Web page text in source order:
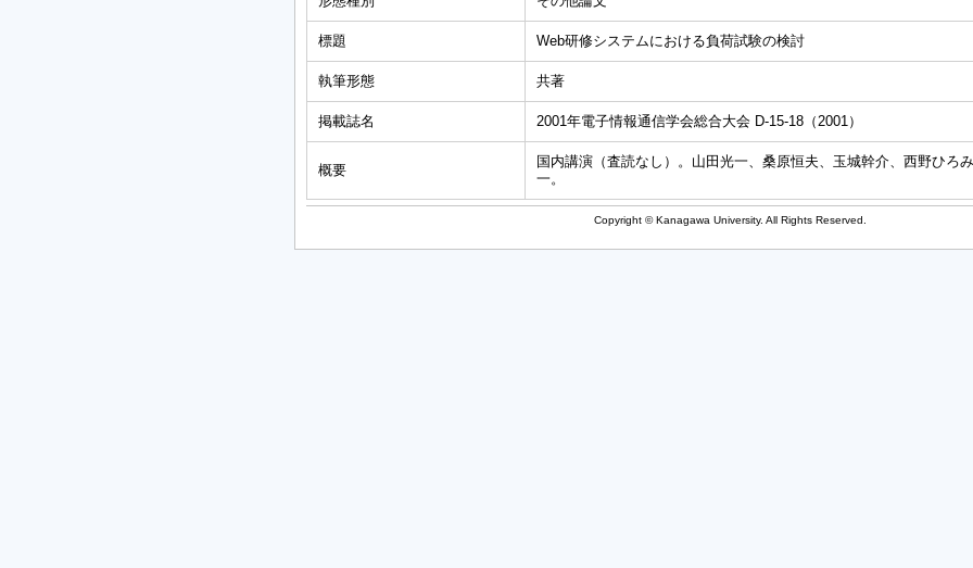
標題 Web研修システムにおける負荷試験の検討
執筆形態 共著
掲載誌名 2001年電子情報通信学会総合大会 D-15-18（2001）
概要
国内講演（査読なし）。山田光一、桑原恒夫、玉城幹介、西野ひろ
一。
Copyright © Kanagawa University. All Rights Reserved.